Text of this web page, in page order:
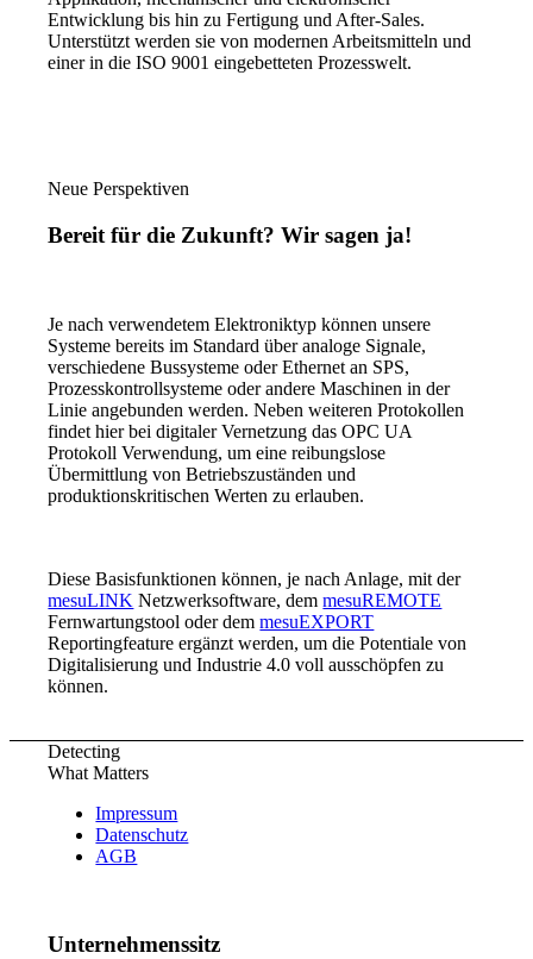
Entwicklung bis hin zu Fertigung und After-Sales.
Unterstützt werden sie von modernen Arbeitsmitteln und
einer in die ISO 9001 eingebetteten Prozesswelt.
Neue Perspektiven
Bereit für die Zukunft? Wir sagen ja!
Je nach verwendetem Elektroniktyp können unsere
Systeme bereits im Standard über analoge Signale,
verschiedene Bussysteme oder Ethernet an SPS,
Prozesskontrollsysteme oder andere Maschinen in der
Linie angebunden werden. Neben weiteren Protokollen
findet hier bei digitaler Vernetzung das OPC UA
Protokoll Verwendung, um eine reibungslose
Übermittlung von Betriebszuständen und
produktionskritischen Werten zu erlauben.
Diese Basisfunktionen können, je nach Anlage, mit der
mesuLINK Netzwerksoftware, demmesuREMOTE
Fernwartungstool oder demmesuEXPORT
Reportingfeature ergänzt werden, um die Potentiale von
Digitalisierung und Industrie 4.0 voll ausschöpfen zu
können.
Detecting
What Matters
Impressum
Datenschutz
AGB
Unternehmenssitz